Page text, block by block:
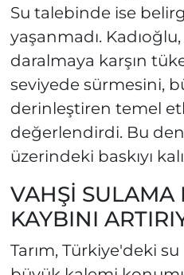
Su talebinde ise
yaşanmadı.
daralmaya karşın
seviyede sürmesini,
derinleştiren temel
değerlendirdi. Bu
üzerindeki baskıyı
VAHŞİ SULAMA
KAYBINI
Tarım, Türkiye'deki su